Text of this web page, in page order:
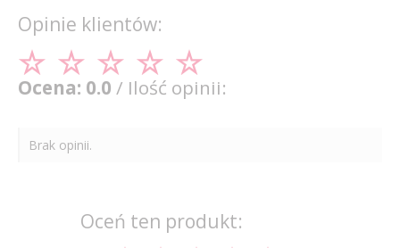
Opinie klientów:
Ocena: 0.0 / Ilość opinii:
Brak opinii.
Oceń ten produkt: